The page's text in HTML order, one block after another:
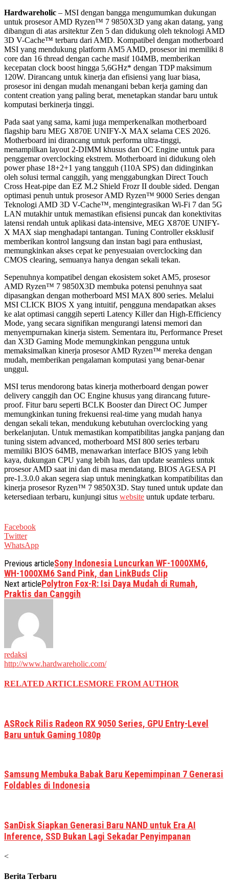
Hardwareholic – MSI dengan bangga mengumumkan dukungan
untuk prosesor AMD Ryzen™ 7 9850X3D yang akan datang, yang
dibangun di atas arsitektur Zen 5 dan didukung oleh teknologi AMD
3D V-Cache™ terbaru dari AMD. Kompatibel dengan motherboard
MSI yang mendukung platform AM5 AMD, prosesor ini memiliki 8
core dan 16 thread dengan cache masif 104MB, memberikan
kecepatan clock boost hingga 5,6GHz* dengan TDP maksimum
120W. Dirancang untuk kinerja dan efisiensi yang luar biasa,
prosesor ini dengan mudah menangani beban kerja gaming dan
content creation yang paling berat, menetapkan standar baru untuk
komputasi berkinerja tinggi.
Pada saat yang sama, kami juga memperkenalkan motherboard
flagship baru MEG X870E UNIFY-X MAX selama CES 2026.
Motherboard ini dirancang untuk performa ultra-tinggi,
menampilkan layout 2-DIMM khusus dan OC Engine untuk para
penggemar overclocking ekstrem. Motherboard ini didukung oleh
power phase 18+2+1 yang tangguh (110A SPS) dan didinginkan
oleh solusi termal canggih, yang menggabungkan Direct Touch
Cross Heat-pipe dan EZ M.2 Shield Frozr II double sided. Dengan
optimasi penuh untuk prosesor AMD Ryzen™ 9000 Series dengan
Teknologi AMD 3D V-Cache™, mengintegrasikan Wi-Fi 7 dan 5G
LAN mutakhir untuk memastikan efisiensi puncak dan konektivitas
latensi rendah untuk aplikasi data-intensive, MEG X870E UNIFY-
X MAX siap menghadapi tantangan. Tuning Controller eksklusif
memberikan kontrol langsung dan instan bagi para enthusiast,
memungkinkan akses cepat ke penyesuaian overclocking dan
CMOS clearing, semuanya hanya dengan sekali tekan.
Sepenuhnya kompatibel dengan ekosistem soket AM5, prosesor
AMD Ryzen™ 7 9850X3D membuka potensi penuhnya saat
dipasangkan dengan motherboard MSI MAX 800 series. Melalui
MSI CLICK BIOS X yang intuitif, pengguna mendapatkan akses
ke alat optimasi canggih seperti Latency Killer dan High-Efficiency
Mode, yang secara signifikan mengurangi latensi memori dan
menyempurnakan kinerja sistem. Sementara itu, Performance Preset
dan X3D Gaming Mode memungkinkan pengguna untuk
memaksimalkan kinerja prosesor AMD Ryzen™ mereka dengan
mudah, memberikan pengalaman komputasi yang benar-benar
unggul.
MSI terus mendorong batas kinerja motherboard dengan power
delivery canggih dan OC Engine khusus yang dirancang future-
proof. Fitur baru seperti BCLK Booster dan Direct OC Jumper
memungkinkan tuning frekuensi real-time yang mudah hanya
dengan sekali tekan, mendukung kebutuhan overclocking yang
berkelanjutan. Untuk memastikan kompatibilitas jangka panjang dan
tuning sistem advanced, motherboard MSI 800 series terbaru
memiliki BIOS 64MB, menawarkan interface BIOS yang lebih
kaya, dukungan CPU yang lebih luas, dan update seamless untuk
prosesor AMD saat ini dan di masa mendatang. BIOS AGESA PI
pre-1.3.0.0 akan segera siap untuk meningkatkan kompatibilitas dan
kinerja prosesor Ryzen™ 7 9850X3D. Stay tuned untuk update dan
ketersediaan terbaru, kunjungi situs website untuk update terbaru.
Facebook
Twitter
WhatsApp
Previous articleSony Indonesia Luncurkan WF-1000XM6,
WH-1000XM6 Sand Pink, dan LinkBuds Clip
Next articlePolytron Fox-R: Isi Daya Mudah di Rumah,
Praktis dan Canggih
redaksi
http://www.hardwareholic.com/
RELATED ARTICLESMORE FROM AUTHOR
ASRock Rilis Radeon RX 9050 Series, GPU Entry-Level
Baru untuk Gaming 1080p
Samsung Membuka Babak Baru Kepemimpinan 7 Generasi
Foldables di Indonesia
SanDisk Siapkan Generasi Baru NAND untuk Era AI
Inference, SSD Bukan Lagi Sekadar Penyimpanan
<
Berita Terbaru